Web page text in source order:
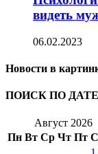
видеть
06.02.2023
Новости в
ПОИСК ПО ДАТЕ
Август 2026
Пн Вт Ср Чт Пт